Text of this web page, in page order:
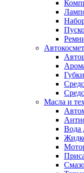
Масла и
Вода